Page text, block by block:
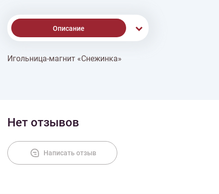
Описание
% Скидки
Игольница-магнит «Снежинка»
Нет отзывов
Написать отзыв